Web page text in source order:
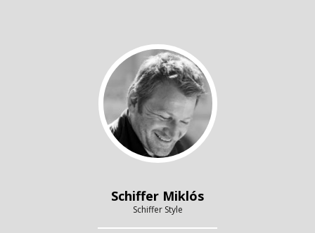
Schiffer Miklós
Schiffer Style